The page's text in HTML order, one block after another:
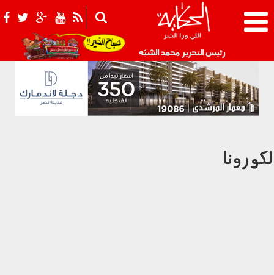
رئيس التحرير محمد الشبّه 021_2.png